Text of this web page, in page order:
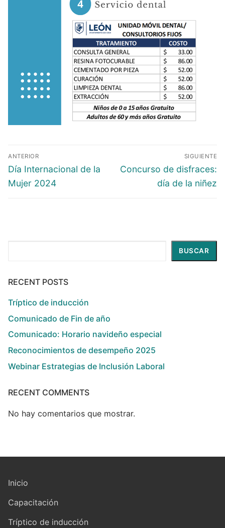
ANTERIOR
Día Internacional de la
Mujer 2024
SIGUIENTE
Concurso de disfraces:
día de la niñez
BUSCAR
RECENT POSTS
Tríptico de inducción
Comunicado de Fin de año
Comunicado: Horario navideño especial
Reconocimientos de desempeño 2025
Webinar Estrategias de Inclusión Laboral
RECENT COMMENTS
No hay comentarios que mostrar.
Inicio
Capacitación
Tríptico de inducción